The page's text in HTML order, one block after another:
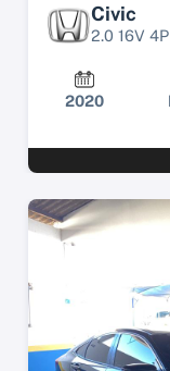
Civic
2.0 16V
2020